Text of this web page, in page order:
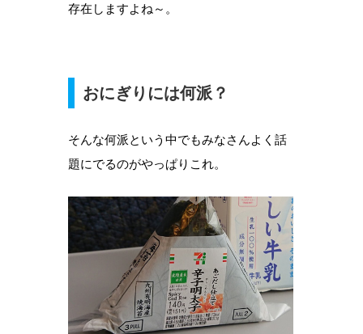
存在しますよね～。
おにぎりには何派？
そんな何派という中でもみなさんよく話
題にでるのがやっぱりこれ。